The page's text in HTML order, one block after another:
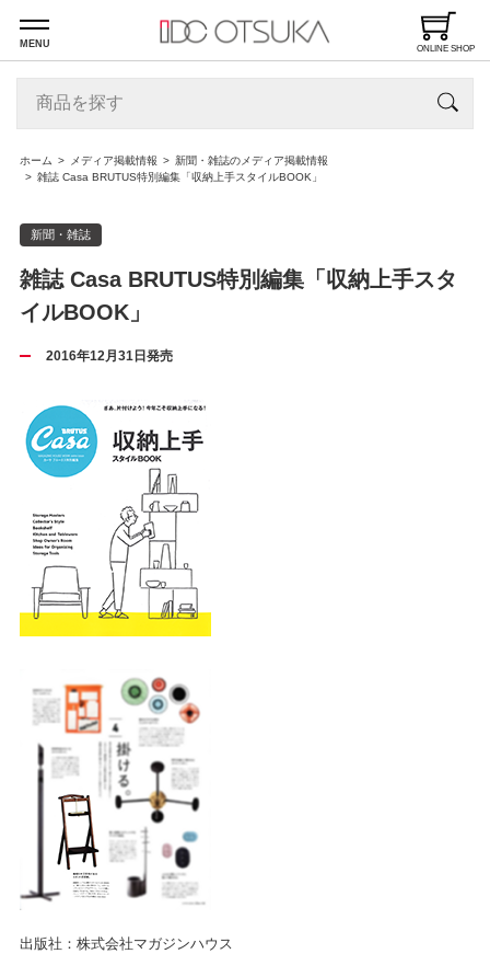
MENU ONLINE SHOP
ホーム メディア掲載情報
新聞・雑誌のメディア掲載情報
雑誌 Casa BRUTUS特別編集「収納上手スタイルBOOK」
新聞・雑誌
雑誌 Casa BRUTUS特別編集「収納上手スタ
イルBOOK」
2016年12月31日発売
出版社：株式会社マガジンハウス